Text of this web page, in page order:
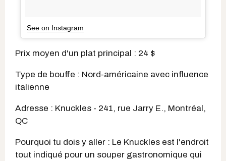
See on Instagram
Prix moyen d'un plat principal : 24 $
Type de bouffe : Nord-américaine avec influence
italienne
Adresse : Knuckles - 241, rue Jarry E., Montréal,
QC
Pourquoi tu dois y aller : Le Knuckles est l'endroit
tout indiqué pour un souper gastronomique qui